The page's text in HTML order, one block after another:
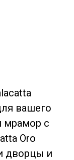
вашего
мрамор с
Oro
дворцы и